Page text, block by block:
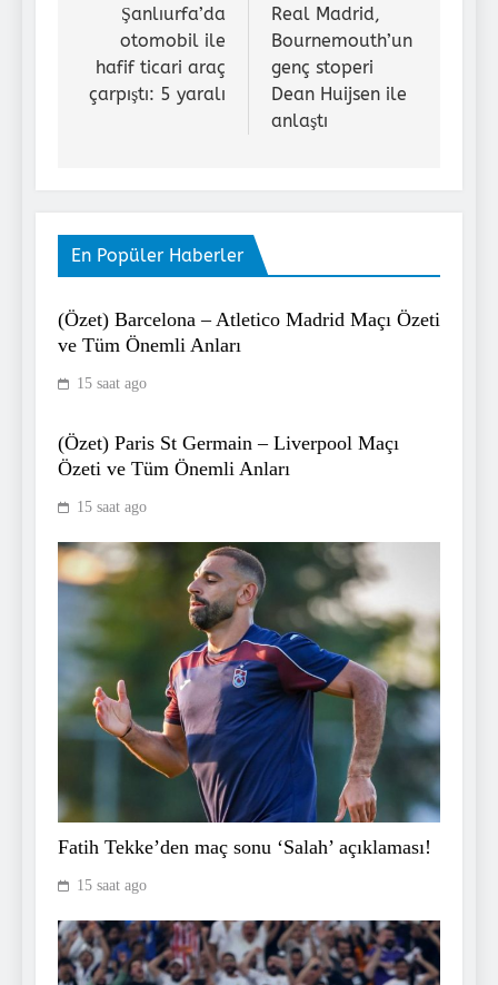
gezinmesi
Şanlıurfa’da
otomobil ile
hafif ticari araç
çarpıştı: 5 yaralı
Real Madrid,
Bournemouth’un
genç stoperi
Dean Huijsen ile
anlaştı
En Popüler Haberler
(Özet) Barcelona – Atletico Madrid Maçı Özeti
ve Tüm Önemli Anları
15 saat ago
(Özet) Paris St Germain – Liverpool Maçı
Özeti ve Tüm Önemli Anları
15 saat ago
Fatih Tekke’den maç sonu ‘Salah’ açıklaması!
15 saat ago